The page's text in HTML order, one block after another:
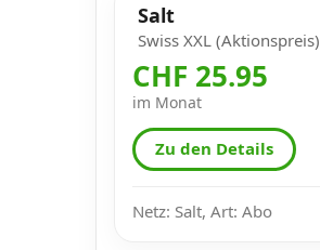
Salt
Swiss XXL (Aktionspreis)
CHF 25.95
im Monat
Zu den Details
Netz: Salt, Art: Abo